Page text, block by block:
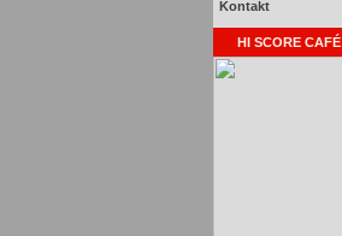
Kontakt
HI SCORE CAFÉ